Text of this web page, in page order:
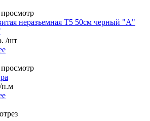
неразъемная Т5 50см черный "А"
/шт
/п.м